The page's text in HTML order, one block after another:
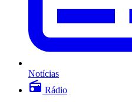
Notícias
Rádio